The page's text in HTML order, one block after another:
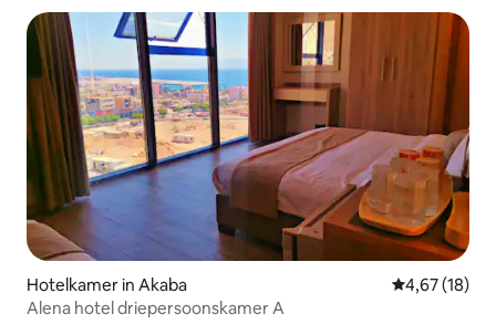
Hotelkamer in Akaba Gemiddelde
4,67 (18)
Alena hotel driepersoonskamer A